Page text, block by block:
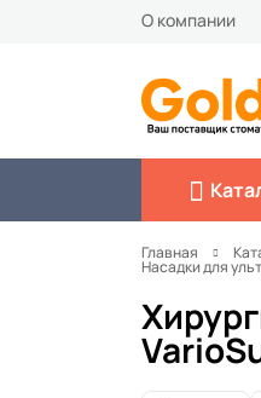
О компании
Главная
Насадки для